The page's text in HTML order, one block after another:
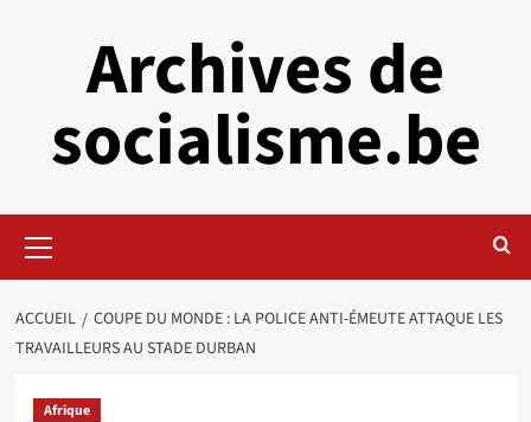
Archives de
socialisme.be
principal
ACCUEIL
COUPE DU MONDE : LA POLICE ANTI-ÉMEUTE ATTAQUE LES
TRAVAILLEURS AU STADE DURBAN
Afrique